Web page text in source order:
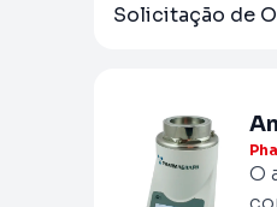
Solicitação de
O